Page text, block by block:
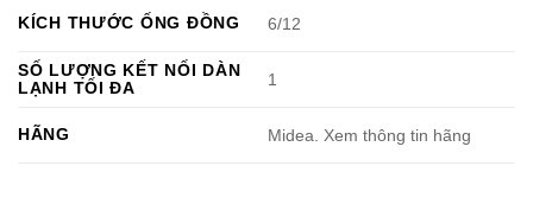
KÍCH THƯỚC ỐNG ĐỒNG 6/12
SỐ LƯỢNG KẾT NỐI DÀN
LẠNH TỐI ĐA
1
HÃNG Midea. Xem thông tin hãng